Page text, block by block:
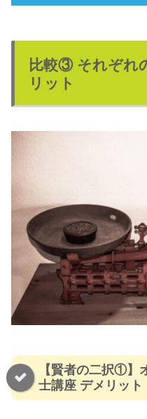
比較③ それぞれ
リット
【賢者の二択①】
士講座 デメリット